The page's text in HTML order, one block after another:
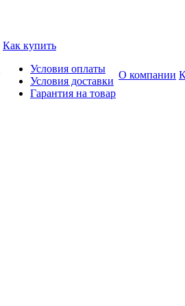
Как купить
Условия оплаты
Условия доставки
Гарантия на товар
О компании